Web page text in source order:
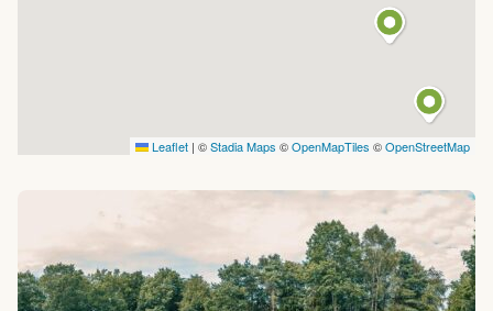
Leaflet | ©Stadia Maps ©OpenMapTiles ©OpenStreetMap